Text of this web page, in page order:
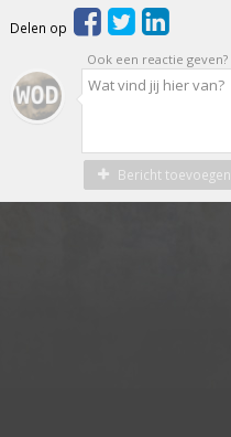
Delen op
Ook een reactie geven?
Bericht toevoegen